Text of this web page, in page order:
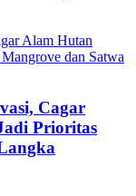
Cagar
Prioritas